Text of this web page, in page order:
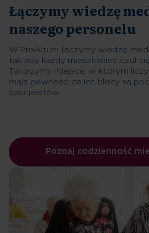
Łączymy wiedzę
naszego personelu
W ProAltum łączymy wiedzę
tak aby każdy mieszkaniec czuł
Tworzymy miejsce, w którym
mają pewność, że ich bliscy są
specjalistów.
Poznaj codzienność